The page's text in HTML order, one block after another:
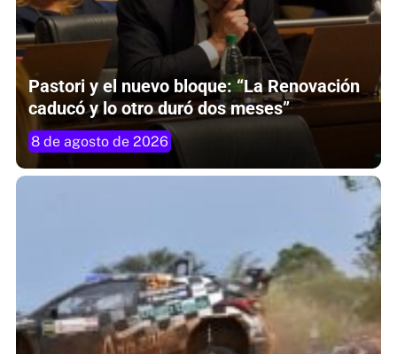
Pastori y el nuevo bloque: “La Renovación
caducó y lo otro duró dos meses”
8 de agosto de 2026